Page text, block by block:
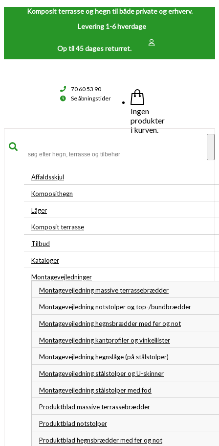
Komposit terrasse og hegn til både private og erhverv.
Levering 1-6 hverdage
Op til 45 dages returret.
70 60 53 90
Se åbningstider
Ingen
produkter
i kurven.
Affaldsskjul
Komposithegn
Låger
Komposit terrasse
Tilbud
Kataloger
Montagevejledninger
Montagevejledning massive terrassebrædder
Montagevejledning notstolper og top-/bundbrædder
Montagevejledning hegnsbrædder med fer og not
Montagevejledning kantprofiler og vinkellister
Montagevejledning hegnslåge (på stålstolper)
Montagevejledning stålstolper og U-skinner
Montagevejledning stålstolper med fod
Produktblad massive terrassebrædder
Produktblad notstolper
Produktblad hegnsbrædder med fer og not